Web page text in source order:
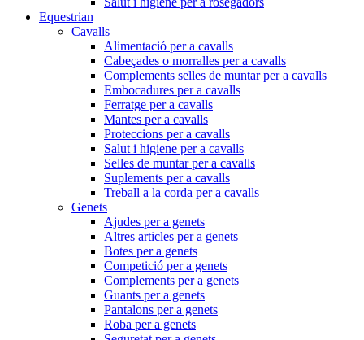
Equestrian
Cavalls
Alimentació per a cavalls
Cabeçades o morralles per a cavalls
Complements selles de muntar per a cavalls
Embocadures per a cavalls
Ferratge per a cavalls
Mantes per a cavalls
Proteccions per a cavalls
Salut i higiene per a cavalls
Selles de muntar per a cavalls
Suplements per a cavalls
Treball a la corda per a cavalls
Genets
Ajudes per a genets
Altres articles per a genets
Botes per a genets
Competició per a genets
Complements per a genets
Guants per a genets
Pantalons per a genets
Roba per a genets